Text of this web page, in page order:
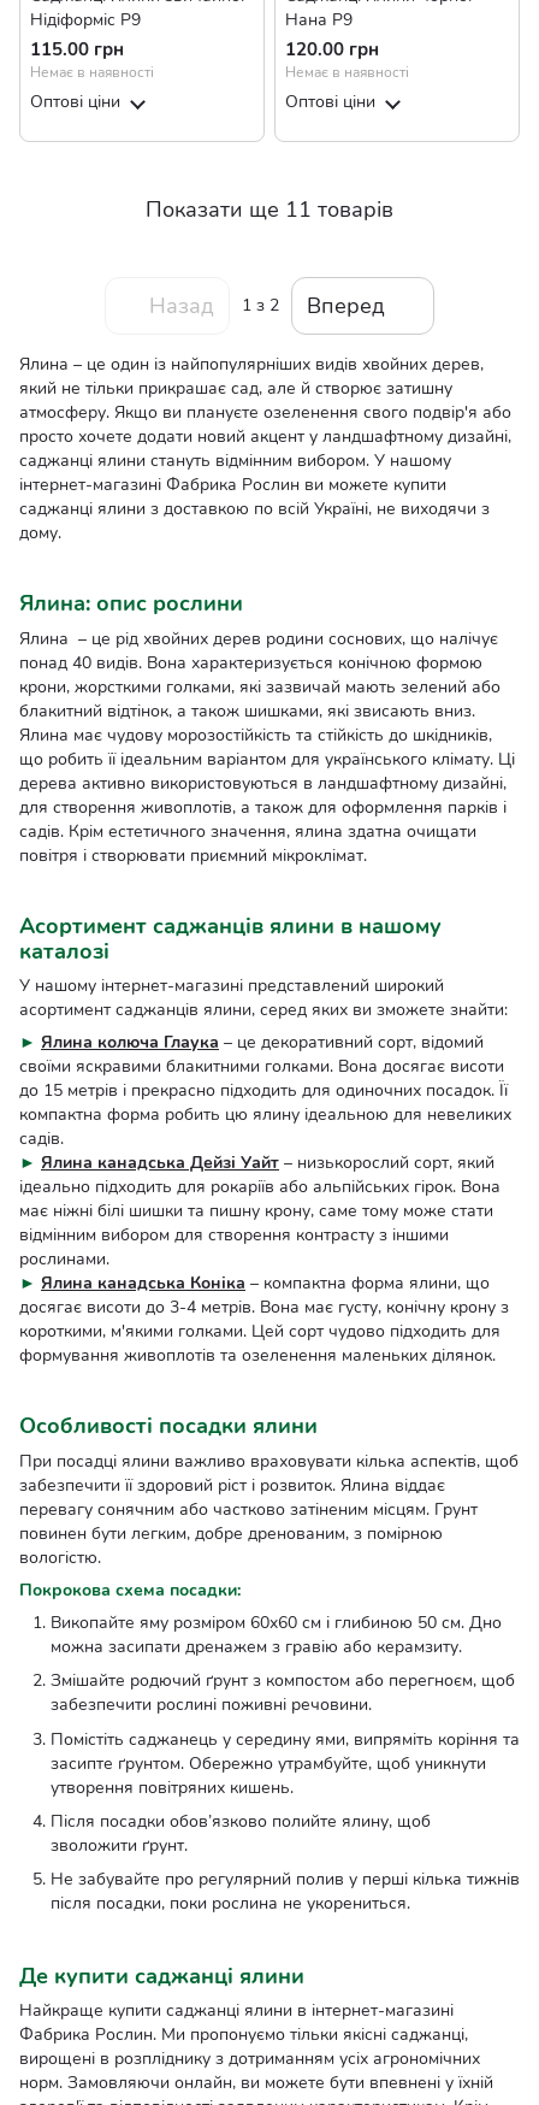
Нідіформіс Р9
115.00 грн
Немає в наявності
Оптові ціни
Нана Р9
120.00 грн
Немає в наявності
Оптові ціни
Показати ще 11 товарів
Назад 1 з 2 Вперед
Ялина – це один із найпопулярніших видів хвойних дерев,
який не тільки прикрашає сад, але й створює затишну
атмосферу. Якщо ви плануєте озеленення свого подвір'я або
просто хочете додати новий акцент у ландшафтному дизайні,
саджанці ялини стануть відмінним вибором. У нашому
інтернет-магазині Фабрика Рослин ви можете купити
саджанці ялини з доставкою по всій Україні, не виходячи з
дому.
Ялина: опис рослини
Ялина – це рід хвойних дерев родини соснових, що налічує
понад 40 видів. Вона характеризується конічною формою
крони, жорсткими голками, які зазвичай мають зелений або
блакитний відтінок, а також шишками, які звисають вниз.
Ялина має чудову морозостійкість та стійкість до шкідників,
що робить її ідеальним варіантом для українського клімату. Ці
дерева активно використовуються в ландшафтному дизайні,
для створення живоплотів, а також для оформлення парків і
садів. Крім естетичного значення, ялина здатна очищати
повітря і створювати приємний мікроклімат.
Асортимент саджанців ялини в нашому
каталозі
У нашому інтернет-магазині представлений широкий
асортимент саджанців ялини, серед яких ви зможете знайти:
► Ялина колюча Глаука – це декоративний сорт, відомий
своїми яскравими блакитними голками. Вона досягає висоти
до 15 метрів і прекрасно підходить для одиночних посадок. Її
компактна форма робить цю ялину ідеальною для невеликих
садів.
► Ялина канадська Дейзі Уайт – низькорослий сорт, який
ідеально підходить для рокаріїв або альпійських гірок. Вона
має ніжні білі шишки та пишну крону, саме тому може стати
відмінним вибором для створення контрасту з іншими
рослинами.
► Ялина канадська Коніка – компактна форма ялини, що
досягає висоти до 3-4 метрів. Вона має густу, конічну крону з
короткими, м'якими голками. Цей сорт чудово підходить для
формування живоплотів та озеленення маленьких ділянок.
Особливості посадки ялини
При посадці ялини важливо враховувати кілька аспектів, щоб
забезпечити її здоровий ріст і розвиток. Ялина віддає
перевагу сонячним або частково затіненим місцям. Грунт
повинен бути легким, добре дренованим, з помірною
вологістю.
Покрокова схема посадки:
Викопайте яму розміром 60x60 см і глибиною 50 см. Дно
можна засипати дренажем з гравію або керамзиту.
Змішайте родючий ґрунт з компостом або перегноєм, щоб
забезпечити рослині поживні речовини.
Помістіть саджанець у середину ями, випряміть коріння та
засипте ґрунтом. Обережно утрамбуйте, щоб уникнути
утворення повітряних кишень.
Після посадки обов’язково полийте ялину, щоб
зволожити ґрунт.
Не забувайте про регулярний полив у перші кілька тижнів
після посадки, поки рослина не укорениться.
Де купити саджанці ялини
Найкраще купити саджанці ялини в інтернет-магазині
Фабрика Рослин. Ми пропонуємо тільки якісні саджанці,
вирощені в розпліднику з дотриманням усіх агрономічних
норм. Замовляючи онлайн, ви можете бути впевнені у їхній